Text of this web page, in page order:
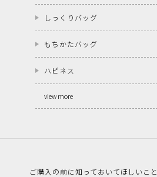
しっくりバッグ
もちかたバッグ
ハピネス
view more
ご購入の前に知っておいてほしいこと